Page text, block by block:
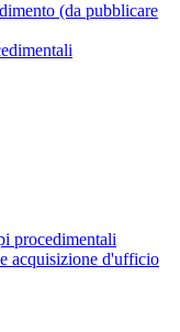
(da pubblicare
procedimentali
acquisizione d'ufficio